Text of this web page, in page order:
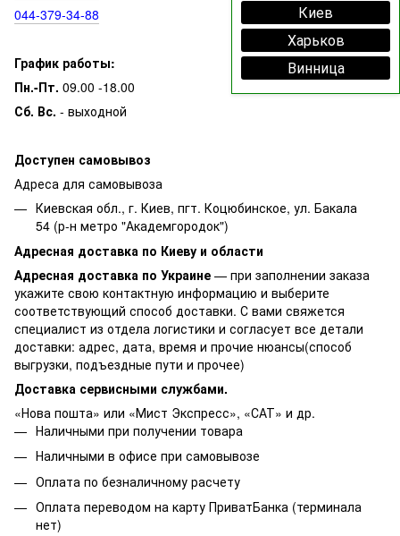
Киев
Харьков
Винница
044‑379‑34‑88
График работы:
Пн.-Пт. 09.00 -18.00
Сб. Вс. - выходной
Доступен самовывоз
Адреса для самовывоза
Киевская обл., г. Киев, пгт. Коцюбинское, ул. Бакала
54 (р-н метро "Академгородок")
Адресная доставка по Киеву и области
Адресная доставка по Украине — при заполнении заказа
укажите свою контактную информацию и выберите
соответствующий способ доставки. С вами свяжется
специалист из отдела логистики и согласует все детали
доставки: адрес, дата, время и прочие нюансы(способ
выгрузки, подъездные пути и прочее)
Доставка сервисными службами.
«Нова пошта» или «Мист Экспресс», «САТ» и др.
Наличными при получении товара
Наличными в офисе при самовывозе
Оплата по безналичному расчету
Оплата переводом на карту ПриватБанка (терминала
нет)